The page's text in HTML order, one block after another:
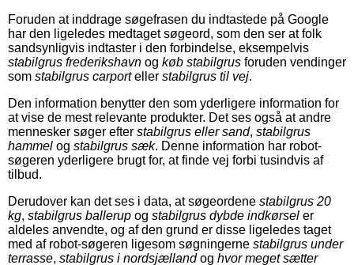
Foruden at inddrage søgefrasen du indtastede på Google
har den ligeledes medtaget søgeord, som den ser at folk
sandsynligvis indtaster i den forbindelse, eksempelvis
stabilgrus frederikshavn og køb stabilgrus foruden vendinger
som stabilgrus carporteller stabilgrus til vej.
Den information benytter den som yderligere information for
at vise de mest relevante produkter. Det ses også at andre
mennesker søger efter stabilgrus eller sand, stabilgrus
hammel og stabilgrus sæk. Denne information har robot-
søgeren yderligere brugt for, at finde vej forbi tusindvis af
tilbud.
Derudover kan det ses i data, at søgeordene stabilgrus 20
kg, stabilgrus ballerup og stabilgrus dybde indkørsel er
aldeles anvendte, og af den grund er disse ligeledes taget
med af robot-søgeren ligesom søgningerne stabilgrus under
terrasse, stabilgrus i nordsjællandog hvor meget sætter